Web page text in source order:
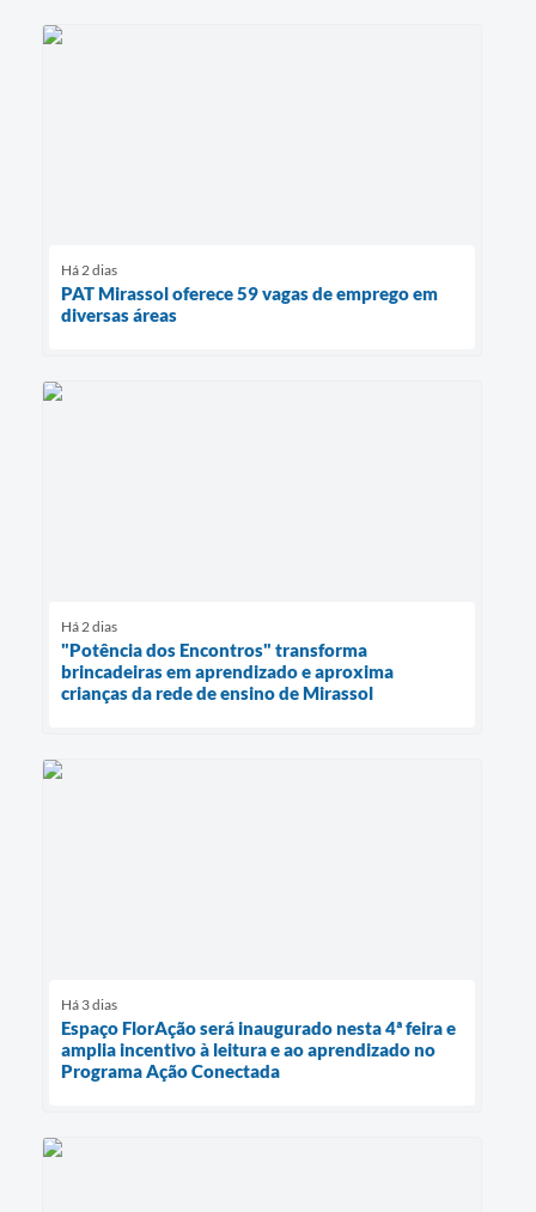
Há 2 dias
PAT Mirassol oferece 59 vagas de emprego em
diversas áreas
Há 2 dias
"Potência dos Encontros" transforma
brincadeiras em aprendizado e aproxima
crianças da rede de ensino de Mirassol
Há 3 dias
Espaço FlorAção será inaugurado nesta 4ª feira e
amplia incentivo à leitura e ao aprendizado no
Programa Ação Conectada